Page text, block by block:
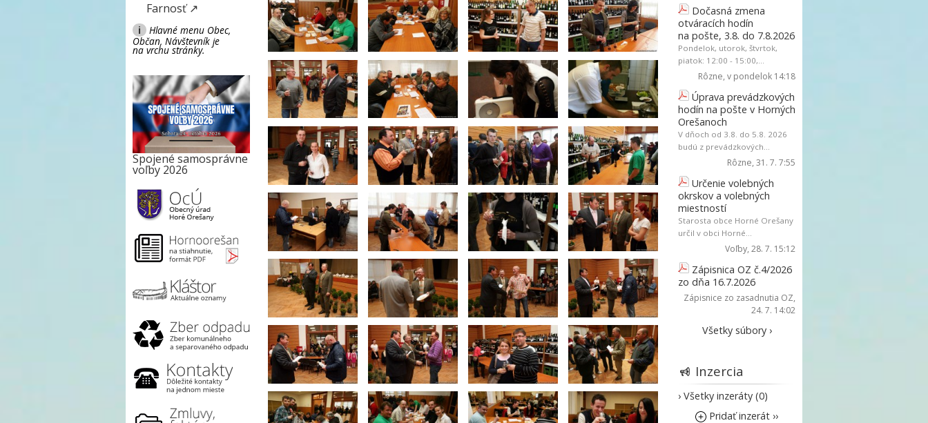
Farnosť ↗
i
Hlavné menu Obec,
Občan, Návštevník je
na vrchu stránky.
Spojené samosprávne
voľby 2026
Dočasná zmena
otváracích hodín
na pošte, 3.8. do 7.8.2026
Pondelok, utorok, štvrtok,
piatok: 12:00 - 15:00,...
Rôzne, v pondelok 14:18
Úprava prevádzkových
hodín na pošte v Horných
Orešanoch
V dňoch od 3.8. do 5.8. 2026
budú z prevádzkových...
Rôzne, 31. 7. 7:55
Určenie volebných
okrskov a volebných
miestností
Starosta obce Horné Orešany
určil v obci Horné...
Voľby, 28. 7. 15:12
Zápisnica OZ č.4/2026
zo dňa 16.7.2026
Zápisnice zo zasadnutia OZ,
24. 7. 14:02
Všetky súbory ›
Inzercia
› Všetky inzeráty (0)
Pridať inzerát ››